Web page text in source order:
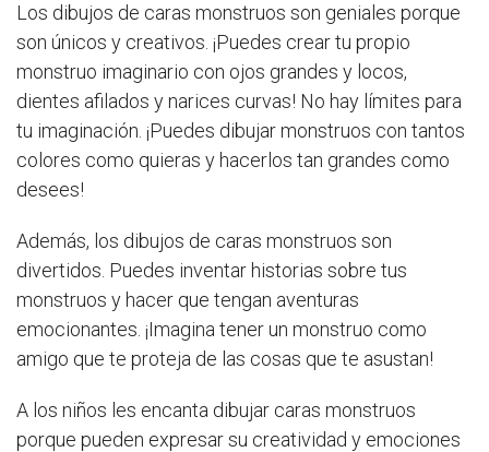
Los dibujos de caras monstruos son geniales porque
son únicos y creativos. ¡Puedes crear tu propio
monstruo imaginario con ojos grandes y locos,
dientes afilados y narices curvas! No hay límites para
tu imaginación. ¡Puedes dibujar monstruos con tantos
colores como quieras y hacerlos tan grandes como
desees!
Además, los dibujos de caras monstruos son
divertidos. Puedes inventar historias sobre tus
monstruos y hacer que tengan aventuras
emocionantes. ¡Imagina tener un monstruo como
amigo que te proteja de las cosas que te asustan!
A los niños les encanta dibujar caras monstruos
porque pueden expresar su creatividad y emociones